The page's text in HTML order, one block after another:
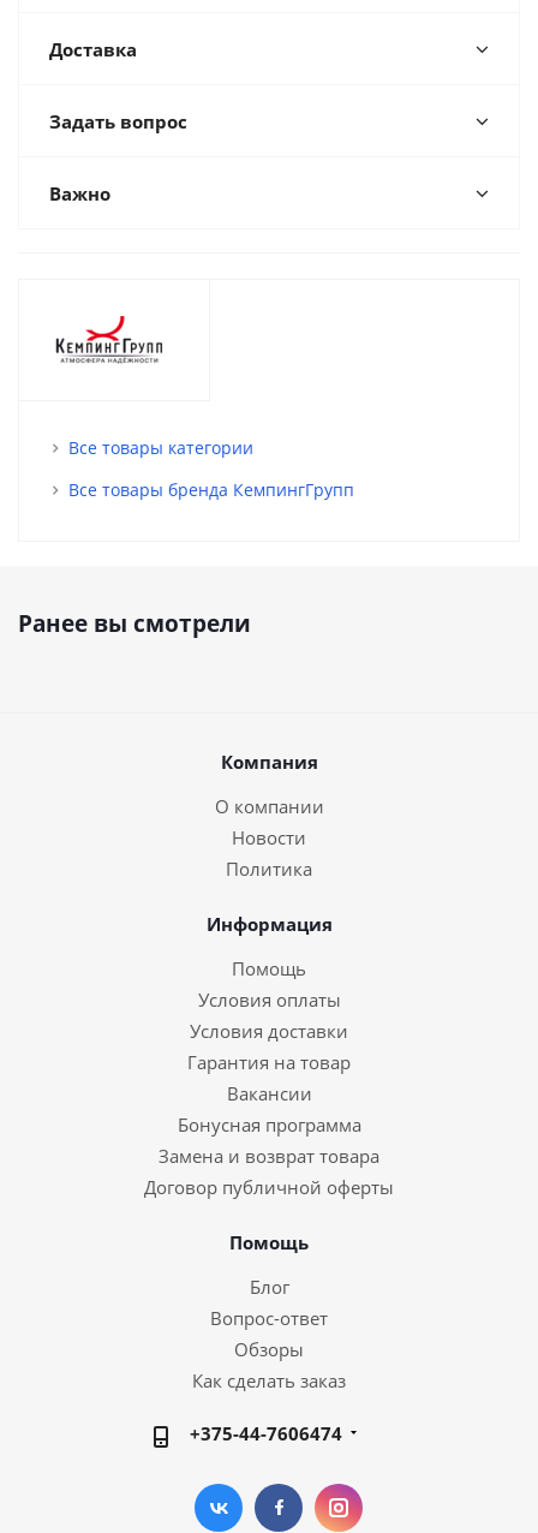
Доставка
Задать вопрос
Важно
Все товары категории
Все товары бренда КемпингГрупп
Ранее вы смотрели
Компания
О компании
Новости
Политика
Информация
Помощь
Условия оплаты
Условия доставки
Гарантия на товар
Вакансии
Бонусная программа
Замена и возврат товара
Договор публичной оферты
Помощь
Блог
Вопрос-ответ
Обзоры
Как сделать заказ
+375-44-7606474